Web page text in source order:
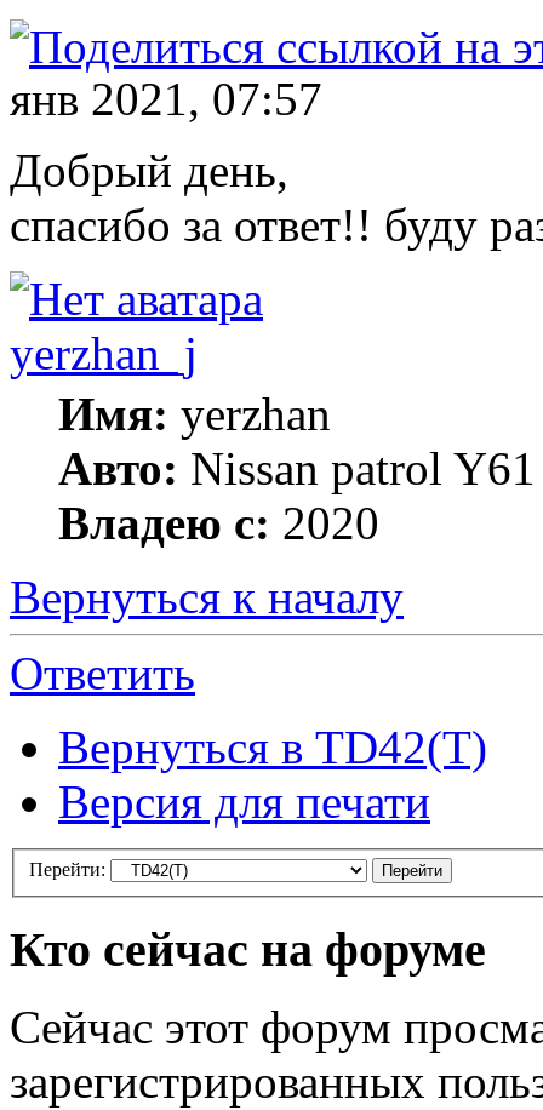
янв 2021, 07:57
Добрый день,
спасибо за ответ!! буду
yerzhan_j
Имя: yerzhan
Авто: Nissan patrol
Владею с: 2020
Вернуться к началу
Ответить
Вернуться в TD42(T)
Версия для печати
Перейти:
Кто сейчас на форуме
Сейчас этот форум
зарегистрированных